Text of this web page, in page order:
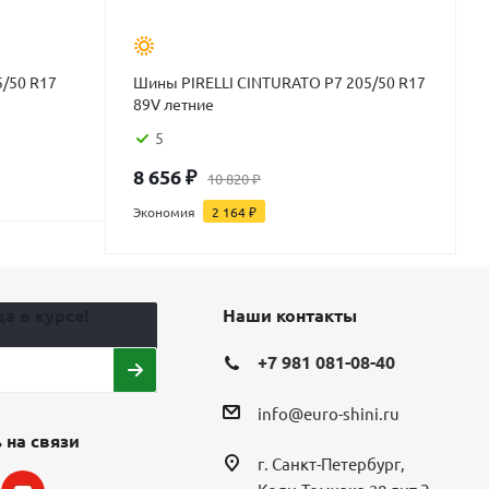
50 R17
Шины PIRELLI CINTURATO P7 205/50 R17
89V летние
5
8 656₽ 10 820₽
Экономия 2 164₽
связи
Наши контакты
+7 981 081-08-40
info@euro-shini.ru
г. Санкт-Петербург,